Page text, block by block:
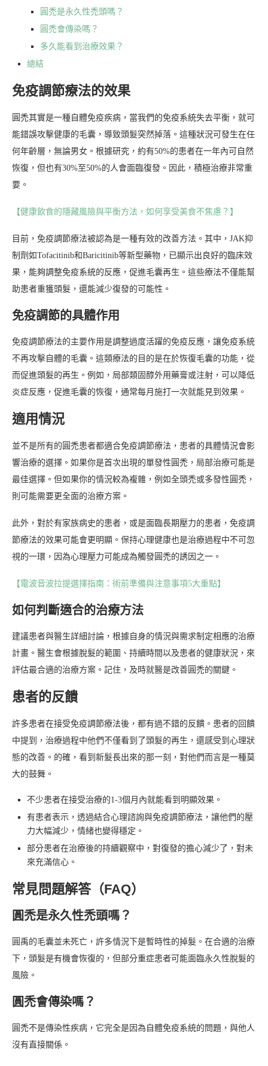
圓禿是永久性禿頭嗎？
圓禿會傳染嗎？
多久能看到治療效果？
總結
免疫調節療法的效果
圓禿其實是一種自體免疫疾病，當我們的免疫系統失去平衡，就可
能錯誤攻擊健康的毛囊，導致頭髮突然掉落。這種狀況可發生在任
何年齡層，無論男女。根據研究，約有50%的患者在一年內可自然
恢復，但也有30%至50%的人會面臨復發。因此，積極治療非常重
要。
【健康飲食的隱藏風險與平衡方法，如何享受美食不焦慮？】
目前，免疫調節療法被認為是一種有效的改善方法。其中，JAK抑
制劑如Tofacitinib和Baricitinib等新型藥物，已顯示出良好的臨床效
果，能夠調整免疫系統的反應，促進毛囊再生。這些療法不僅能幫
助患者重獲頭髮，還能減少復發的可能性。
免疫調節的具體作用
免疫調節療法的主要作用是調整過度活躍的免疫反應，讓免疫系統
不再攻擊自體的毛囊。這類療法的目的是在於恢復毛囊的功能，從
而促進頭髮的再生。例如，局部類固醇外用藥膏或注射，可以降低
炎症反應，促進毛囊的恢復，通常每月施打一次就能見到效果。
適用情況
並不是所有的圓禿患者都適合免疫調節療法，患者的具體情況會影
響治療的選擇。如果你是首次出現的單發性圓禿，局部治療可能是
最佳選擇。但如果你的情況較為複雜，例如全頭禿或多發性圓禿，
則可能需要更全面的治療方案。
此外，對於有家族病史的患者，或是面臨長期壓力的患者，免疫調
節療法的效果可能會更明顯。保持心理健康也是治療過程中不可忽
視的一環，因為心理壓力可能成為觸發圓禿的誘因之一。
【電波音波拉提選擇指南：術前準備與注意事項5大重點】
如何判斷適合的治療方法
建議患者與醫生詳細討論，根據自身的情況與需求制定相應的治療
計畫。醫生會根據脫髮的範圍、持續時間以及患者的健康狀況，來
評估最合適的治療方案。記住，及時就醫是改善圓禿的關鍵。
患者的反饋
許多患者在接受免疫調節療法後，都有過不錯的反饋。患者的回饋
中提到，治療過程中他們不僅看到了頭髮的再生，還感受到心理狀
態的改善。的確，看到新髮長出來的那一刻，對他們而言是一種莫
大的鼓舞。
不少患者在接受治療的1-3個月內就能看到明顯效果。
有患者表示，透過結合心理諮詢與免疫調節療法，讓他們的壓
力大幅減少，情緒也變得穩定。
部分患者在治療後的持續觀察中，對復發的擔心減少了，對未
來充滿信心。
常見問題解答（FAQ）
圓禿是永久性禿頭嗎？
圓禹的毛囊並未死亡，許多情況下是暫時性的掉髮。在合適的治療
下，頭髮是有機會恢復的，但部分重症患者可能面臨永久性脫髮的
風險。
圓禿會傳染嗎？
圓禿不是傳染性疾病，它完全是因為自體免疫系統的問題，與他人
沒有直接關係。